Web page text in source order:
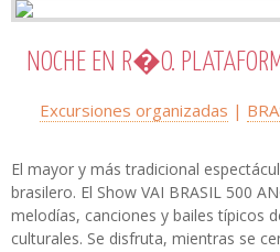
NOCHE EN R�O.
Excursiones organizadas |
El mayor y más tradicional
brasilero. El Show VAI BRASIL 500
melodías, canciones y bailes típicos
culturales. Se disfruta, mientras se